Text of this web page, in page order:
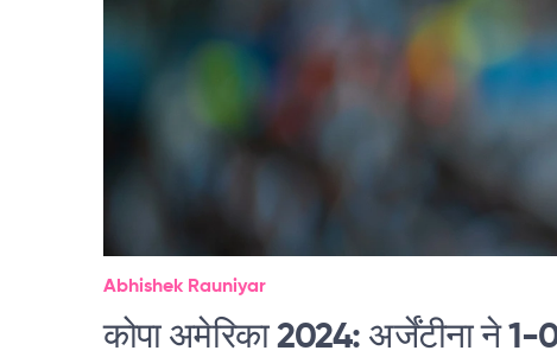
Abhishek Rauniyar
कोपा अमेरिका 2024: अर्जेंटीना ने 1-